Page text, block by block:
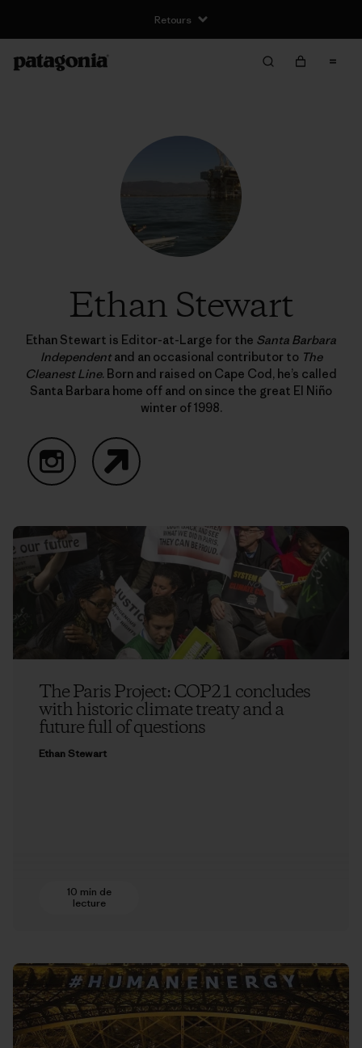
Retours
Ethan Stewart
Ethan Stewart is Editor-at-Large for the Santa Barbara
Independentand an occasional contributor to The
Cleanest Line. Born and raised on Cape Cod, he’s called
Santa Barbara home off and on since the great El Niño
winter of 1998.
The Paris Project: COP21 concludes
with historic climate treaty and a
future full of questions
Ethan Stewart
10 min de
lecture